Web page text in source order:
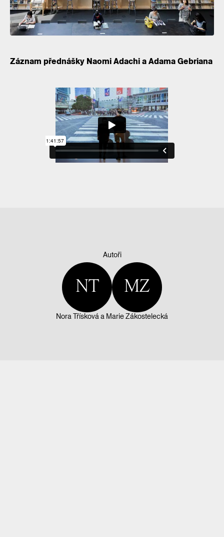
Záznam přednášky Naomi Adachi a Adama Gebriana
Autoři
NT MZ
Nora Třískováa Marie Zákostelecká